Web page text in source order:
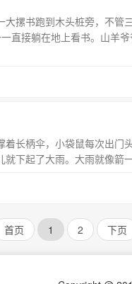
摞书跑到木头桩旁，不管
在地上看书。山羊爷爷
长柄伞，小袋鼠每次出
下起了大雨。大雨就像箭
首页 1 2 下页